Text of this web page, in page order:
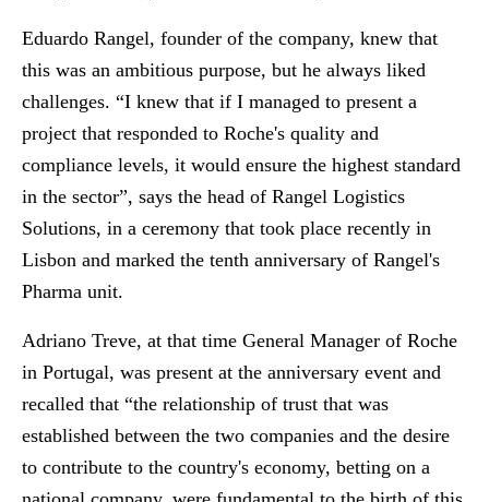
Eduardo Rangel, founder of the company, knew that
this was an ambitious purpose, but he always liked
challenges. “I knew that if I managed to present a
project that responded to Roche's quality and
compliance levels, it would ensure the highest standard
in the sector”, says the head of Rangel Logistics
Solutions, in a ceremony that took place recently in
Lisbon and marked the tenth anniversary of Rangel's
Pharma unit.
Adriano Treve, at that time General Manager of Roche
in Portugal, was present at the anniversary event and
recalled that “the relationship of trust that was
established between the two companies and the desire
to contribute to the country's economy, betting on a